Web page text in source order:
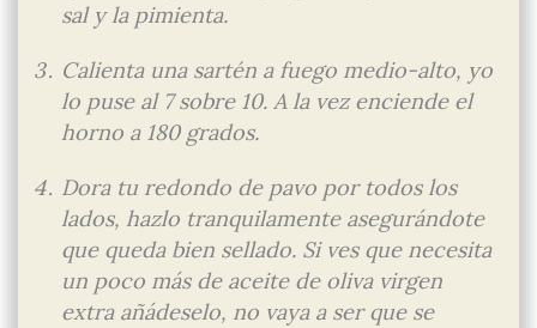
sal y la pimienta.
Calienta una sartén a fuego medio-alto, yo
lo puse al 7 sobre 10. A la vez enciende el
horno a 180 grados.
Dora tu redondo de pavo por todos los
lados, hazlo tranquilamente asegurándote
que queda bien sellado. Si ves que necesita
un poco más de aceite de oliva virgen
extra añádeselo, no vaya a ser que se